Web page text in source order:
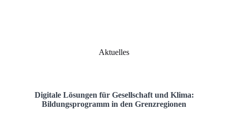
Aktuelles
Digitale Lösungen für Gesellschaft und Klima:
Bildungsprogramm in den Grenzregionen